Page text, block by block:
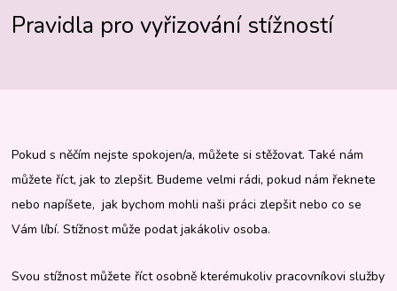
Pravidla pro vyřizování stížností
Pokud s něčím nejste spokojen/a, můžete si stěžovat. Také nám
můžete říct, jak to zlepšit. Budeme velmi rádi, pokud nám řeknete
nebo napíšete, jak bychom mohli naši práci zlepšit nebo co se
Vám líbí. Stížnost může podat jakákoliv osoba.
Svou stížnost můžete říct osobně kterémukoliv pracovníkovi služby